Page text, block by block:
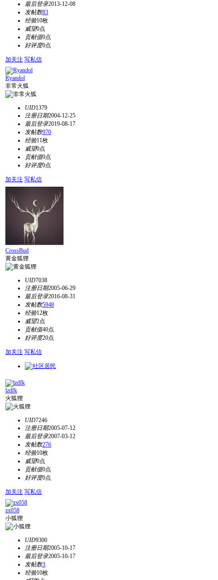
最后登录2013-12-08
发帖数83
经验10枚
威望0点
贡献值0点
好评度0点
加关注 写私信
Ryandol
非常火狐
UID1379
注册日期2004-12-25
最后登录2019-08-17
发帖数970
经验11枚
威望0点
贡献值0点
好评度0点
加关注 写私信
CrossBud
黄金狐狸
UID7038
注册日期2005-06-29
最后登录2016-08-31
发帖数5948
经验12枚
威望2点
贡献值40点
好评度20点
加关注 写私信
lzdfk
火狐狸
UID7246
注册日期2005-07-12
最后登录2007-03-12
发帖数276
经验10枚
威望0点
贡献值0点
好评度0点
加关注 写私信
zx058
小狐狸
UID9300
注册日期2005-10-17
最后登录2005-10-17
发帖数3
经验10枚